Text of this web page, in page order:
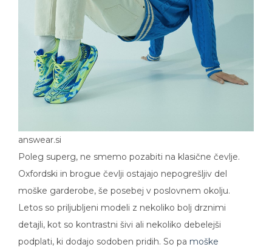
answear.si
Poleg superg, ne smemo pozabiti na klasične čevlje.
Oxfordski in brogue čevlji ostajajo nepogrešljiv del
moške garderobe, še posebej v poslovnem okolju.
Letos so priljubljeni modeli z nekoliko bolj drznimi
detajli, kot so kontrastni šivi ali nekoliko debelejši
podplati, ki dodajo sodoben pridih. So pa moške